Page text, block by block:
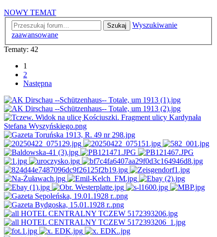
NOWY TEMAT
Szukaj
Wyszukiwanie
zaawansowane
Tematy: 42
1
2
Następna